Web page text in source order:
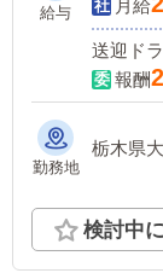
給与
月給
送迎ド
報酬
勤務地
栃木県
検討中